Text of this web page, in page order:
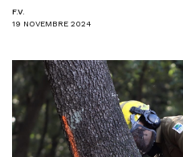
F.V.
19 NOVEMBRE 2024